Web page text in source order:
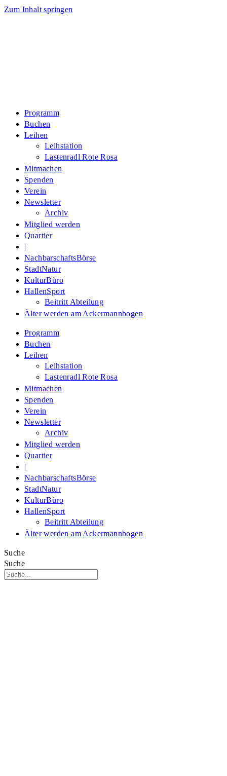
Zum Inhalt springen
Programm
Buchen
Leihen
Leihstation
Lastenradl Rote Rosa
Mitmachen
Spenden
Verein
Newsletter
Archiv
Mitglied werden
Quartier
|
NachbarschaftsBörse
StadtNatur
KulturBüro
HallenSport
Beitritt Abteilung
Älter werden am Ackermannbogen
Programm
Buchen
Leihen
Leihstation
Lastenradl Rote Rosa
Mitmachen
Spenden
Verein
Newsletter
Archiv
Mitglied werden
Quartier
|
NachbarschaftsBörse
StadtNatur
KulturBüro
HallenSport
Beitritt Abteilung
Älter werden am Ackermannbogen
Suche
Suche